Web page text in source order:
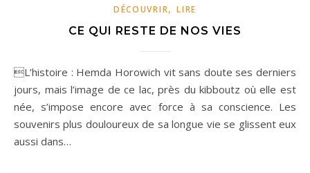
DÉCOUVRIR,LIRE
CE QUI RESTE DE NOS VIES
L’histoire : Hemda Horowich vit sans doute ses derniers
jours, mais l’image de ce lac, près du kibboutz où elle est
née, s’impose encore avec force à sa conscience. Les
souvenirs plus douloureux de sa longue vie se glissent eux
aussi dans…